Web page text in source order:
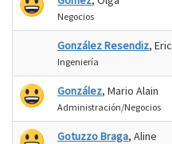
Negocios
González Resendiz, Eric
Ingeniería
González, Mario Alain
Administración/Negocios
Gotuzzo Braga, Aline